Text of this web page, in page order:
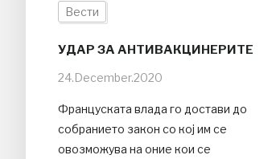
Вести
УДАР ЗА АНТИВАКЦИНЕРИТЕ
24.December.2020
Француската влада го достави до
собранието закон со кој им се
овозможува на оние кои се